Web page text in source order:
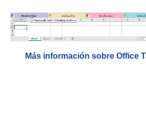
Más información sobre Office